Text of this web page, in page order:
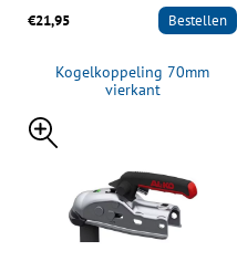
€21,95 Bestellen
Kogelkoppeling 70mm
vierkant